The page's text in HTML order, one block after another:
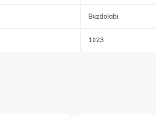
Buzdolabı
1023